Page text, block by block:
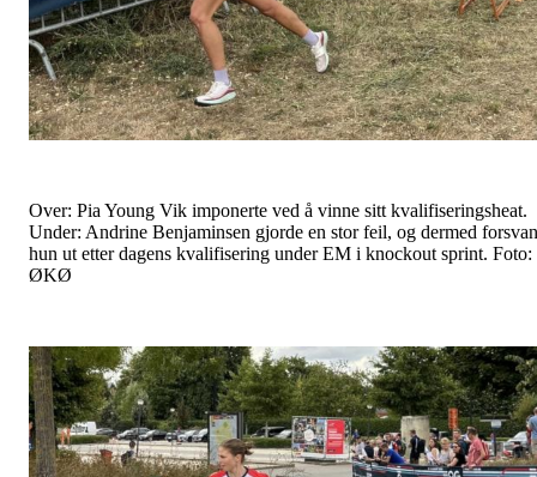
Over: Pia Young Vik imponerte ved å vinne sitt kvalifiseringsheat.
Under: Andrine Benjaminsen gjorde en stor feil, og dermed
hun ut etter dagens kvalifisering under EM i knockout sprint. Foto:
ØKØ